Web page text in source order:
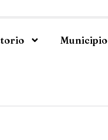
Municipio